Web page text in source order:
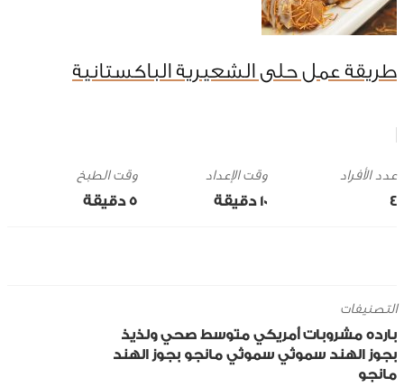
طريقة عمل حلى الشعيرية الباكستانية
4
وقت الإعداد
10 ‎دقيقة
وقت الطبخ
5 ‎دقيقة
التصنيفات
بارده مشروبات أمريكي متوسط صحي ولذيذ
بجوز الهند سموثي سموثي مانجو بجوز الهند
مانجو